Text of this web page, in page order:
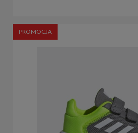
PROMOCJA